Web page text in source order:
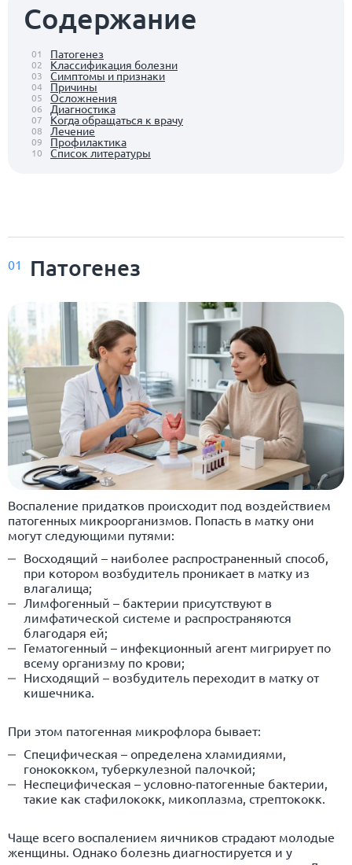
Содержание
01 Патогенез
02 Классификация болезни
03 Симптомы и признаки
04 Причины
05 Осложнения
06 Диагностика
07 Когда обращаться к врачу
08 Лечение
09 Профилактика
10 Список литературы
01 Патогенез
Воспаление придатков происходит под воздействием
патогенных микроорганизмов. Попасть в матку они
могут следующими путями:
Восходящий – наиболее распространенный способ,
при котором возбудитель проникает в матку из
влагалища;
Лимфогенный – бактерии присутствуют в
лимфатической системе и распространяются
благодаря ей;
Гематогенный – инфекционный агент мигрирует по
всему организму по крови;
Нисходящий – возбудитель переходит в матку от
кишечника.
При этом патогенная микрофлора бывает:
Специфическая – определена хламидиями,
гонококком, туберкулезной палочкой;
Неспецифическая – условно-патогенные бактерии,
такие как стафилококк, микоплазма, стрептококк.
Чаще всего воспалением яичников страдают молодые
женщины. Однако болезнь диагностируется и у